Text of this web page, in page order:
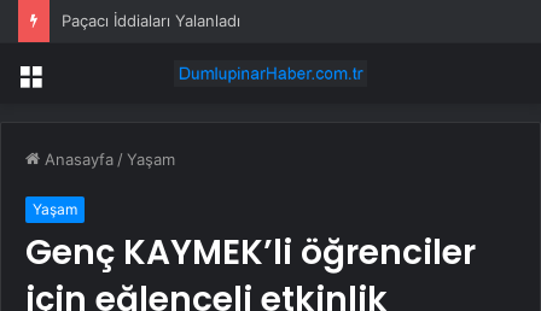
Paçacı İddiaları Yalanladı
Menü
Anasayfa /Yaşam
Yaşam
Genç KAYMEK’li öğrenciler
için eğlenceli etkinlik